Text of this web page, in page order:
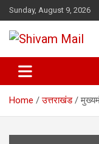
Skip
to
content
Sunday, August 9, 2026
Shivam
Home उत्तराखंड